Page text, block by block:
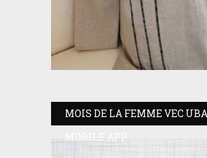
MOIS DE LA FEMME VEC UBA
MOBILE APP